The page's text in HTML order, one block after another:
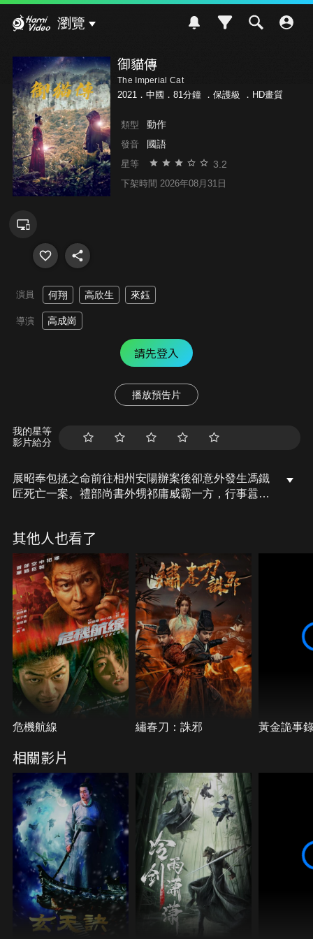
瀏覽
御貓傳
The Imperial Cat
2021．中國．81分鐘 ． 保護級 ．HD畫質
類型 動作
發音 國語
星等 3.2
下架時間 2026年08月31日
演員 何翔 高欣生 來鈺
導演 高成崗
請先登入
播放預告片
我的星等
影片給分
展昭奉包拯之命前往相州安陽辦案後卻意外發生馮鐵
匠死亡一案。禮部尚書外甥祁庸威霸一方，行事囂張
與祁庸鬥智斗勇最終將其抓獲。
其他人也看了
危機航線 繡春刀：誅邪 黃金詭事
相關影片